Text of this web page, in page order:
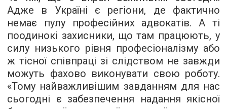
Адже в Україні є регіони, де фактично
немає пулу професійних адвокатів. А ті
поодинокі захисники, що там працюють, у
силу низького рівня професіоналізму або
ж тісної співпраці зі слідством не завжди
можуть фахово виконувати свою роботу.
«Тому найважливішим завданням для нас
сьогодні є забезпечення надання якісної